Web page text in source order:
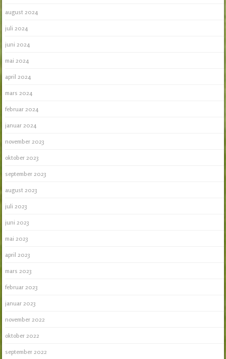
august 2024
juli 2024
juni 2024
mai 2024
april 2024
mars 2024
februar 2024
januar 2024
november 2023
oktober 2023
september 2023
august 2023
juli 2023
juni 2023
mai 2023
april 2023
mars 2023
februar 2023
januar 2023
november 2022
oktober 2022
september 2022